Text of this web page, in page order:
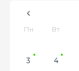
Пн Вт
3
4